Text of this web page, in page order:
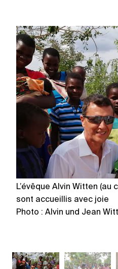
L’évêque Alvin Witten (au
sont accueillis avec joie
Photo : Alvin und Jean